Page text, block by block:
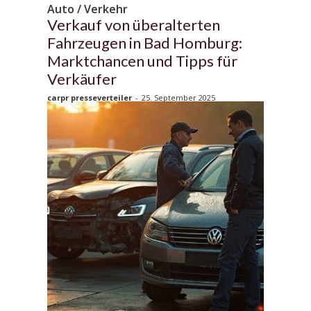
Auto / Verkehr
Verkauf von überalterten
Fahrzeugen in Bad Homburg:
Marktchancen und Tipps für
Verkäufer
carpr presseverteiler - 25. September 2025